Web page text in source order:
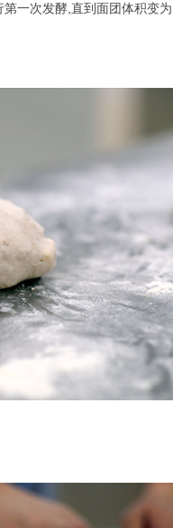
一次发酵,直到面团体积变为